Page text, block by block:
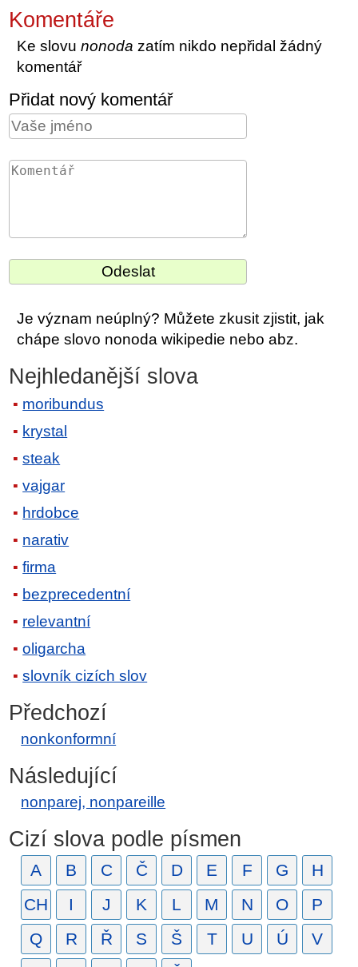
Komentáře
Ke slovunonoda zatím nikdo nepřidal žádný
komentář
Přidat nový komentář
Je význam neúplný? Můžete zkusit zjistit, jak
chápe slovo nonoda wikipedie nebo abz.
Nejhledanější slova
moribundus
krystal
steak
vajgar
hrdobce
narativ
firma
bezprecedentní
relevantní
oligarcha
slovník cizích slov
Předchozí
nonkonformní
Následující
nonparej, nonpareille
Cizí slova podle písmen
A B C Č D E F G
H
CH
I J K L M N O
P
Q
R Ř S Š T U Ú
V